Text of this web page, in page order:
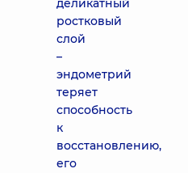
деликатный
ростковый
слой
–
эндометрий
теряет
способность
к
восстановлению,
его